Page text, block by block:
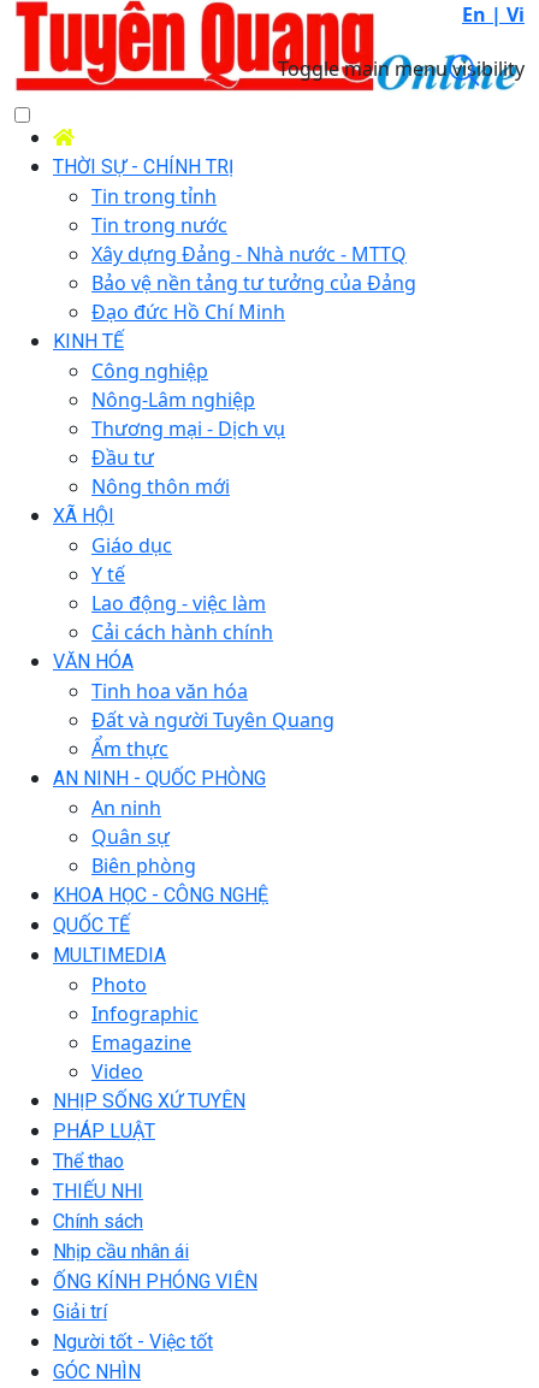
En | Vi
Toggle main menu visibility
THỜI SỰ - CHÍNH TRỊ
Tin trong tỉnh
Tin trong nước
Xây dựng Đảng - Nhà nước - MTTQ
Bảo vệ nền tảng tư tưởng của Đảng
Đạo đức Hồ Chí Minh
KINH TẾ
Công nghiệp
Nông-Lâm nghiệp
Thương mại - Dịch vụ
Đầu tư
Nông thôn mới
XÃ HỘI
Giáo dục
Y tế
Lao động - việc làm
Cải cách hành chính
VĂN HÓA
Tinh hoa văn hóa
Đất và người Tuyên Quang
Ẩm thực
AN NINH - QUỐC PHÒNG
An ninh
Quân sự
Biên phòng
KHOA HỌC - CÔNG NGHỆ
QUỐC TẾ
MULTIMEDIA
Photo
Infographic
Emagazine
Video
NHỊP SỐNG XỨ TUYÊN
PHÁP LUẬT
Thể thao
THIẾU NHI
Chính sách
Nhịp cầu nhân ái
ỐNG KÍNH PHÓNG VIÊN
Giải trí
Người tốt - Việc tốt
GÓC NHÌN